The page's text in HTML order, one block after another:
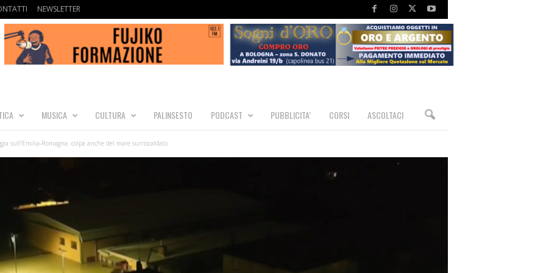
NEWSLETTER
MUSICA CULTURA PALINSESTO PODCAST PUBBLICITA’ CORSI ASCOLTACI
sull’Emilia-Romagna: colpa anche del mare surriscaldato